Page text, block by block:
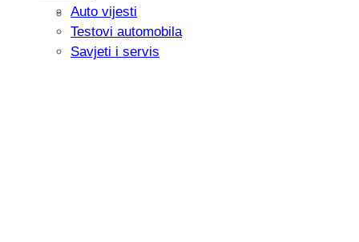
Savjetujemo: Što učiniti kada vaš
Auto vijesti
Testovi automobila
Savjeti i servis